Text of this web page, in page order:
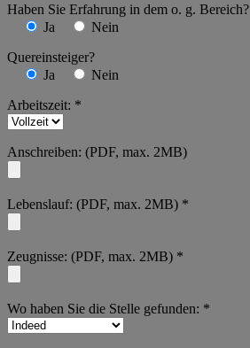
Haben Sie Erfahrung in dem o. g. Bereich?
Ja
Nein
Quereinsteiger?
Ja
Nein
Arbeitszeit: *
Anschreiben: (PDF, max. 2MB)
Lebenslauf: (PDF, max. 2MB) *
Zeugnisse: (PDF, max. 2MB) *
Wo haben Sie die Stelle gefunden: *